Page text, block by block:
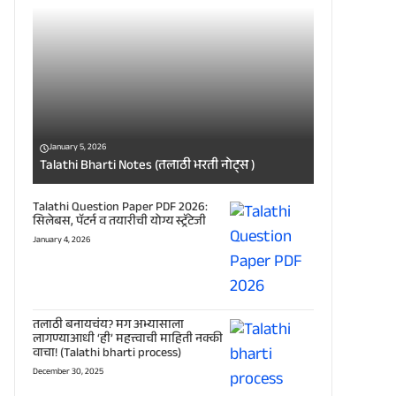
January 5, 2026
Talathi Bharti Notes (तलाठी भरती नोट्स )
Talathi Question Paper PDF 2026:
सिलेबस, पॅटर्न व तयारीची योग्य स्ट्रॅटेजी
January 4, 2026
तलाठी बनायचंय? मग अभ्यासाला
लागण्याआधी ‘ही’ महत्त्वाची माहिती नक्की
वाचा! (Talathi bharti process)
December 30, 2025